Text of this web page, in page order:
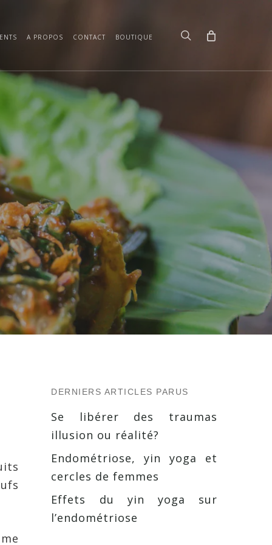
A PROPOS CONTACT BOUTIQUE search
DERNIERS ARTICLES PARUS
Se libérer des traumas
illusion ou réalité?
Endométriose, yin yoga et
cercles de femmes
Effets du yin yoga sur
l’endométriose